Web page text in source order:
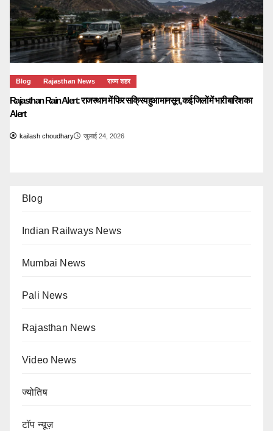
Blog Rajasthan News राज्य शहर
Rajasthan Rain Alert: राजस्थान में फिर सक्रिय हुआ मानसून, कई जिलों में भारी बारिश का
Alert
kailash choudhary जुलाई 24, 2026
Blog
Indian Railways News
Mumbai News
Pali News
Rajasthan News
Video News
ज्योतिष
टॉप न्यूज़